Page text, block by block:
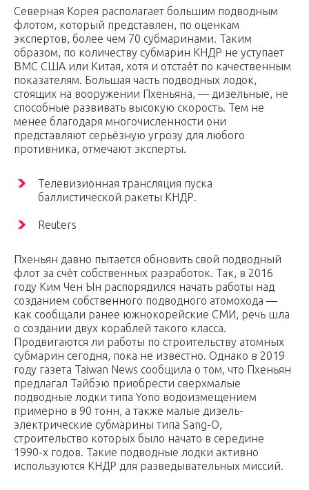
Северная Корея располагает большим подводным
флотом, который представлен, по оценкам
экспертов, более чем 70 субмаринами. Таким
образом, по количеству субмарин КНДР не уступает
ВМС США или Китая, хотя и отстаёт по качественным
показателям. Большая часть подводных лодок,
стоящих на вооружении Пхеньяна, — дизельные, не
способные развивать высокую скорость. Тем не
менее благодаря многочисленности они
представляют серьёзную угрозу для любого
противника, отмечают эксперты.
Телевизионная трансляция пуска
баллистической ракеты КНДР.
Reuters
Пхеньян давно пытается обновить свой подводный
флот за счёт собственных разработок. Так, в 2016
году Ким Чен Ын распорядился начать работы над
созданием собственного подводного атомохода —
как сообщали ранее южнокорейские СМИ, речь шла
о создании двух кораблей такого класса.
Продвигаются ли работы по строительству атомных
субмарин сегодня, пока не известно. Однако в 2019
году газета Taiwan News сообщила о том, что Пхеньян
предлагал Тайбэю приобрести сверхмалые
подводные лодки типа Yono водоизмещением
примерно в 90 тонн, а также малые дизель-
электрические субмарины типа Sang-O,
строительство которых было начато в середине
1990-х годов. Такие подводные лодки активно
используются КНДР для разведывательных миссий.